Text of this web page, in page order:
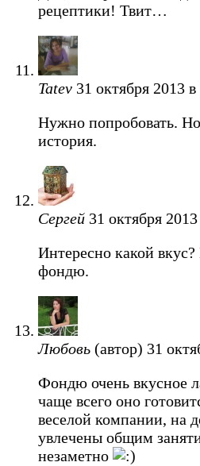
рецептики! Твит…
Tatev 31 октября 2013
Нужно попробовать.
история.
Сергей 31 октября
Интересно какой
фондю.
Любовь (автор) 31
Фондю очень вкусное
чаще всего оно
веселой компании, на
увлечены общим
незаметно